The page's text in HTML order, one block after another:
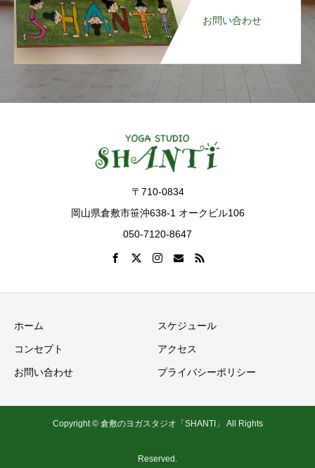
お問い合わせ
〒710-0834
岡山県倉敷市笹沖638-1 オークビル106
050-7120-8647
ホーム スケジュール
コンセプト アクセス
お問い合わせ プライバシーポリシー
Copyright © 倉敷のヨガスタジオ「SHANTI」 All Rights
Reserved.